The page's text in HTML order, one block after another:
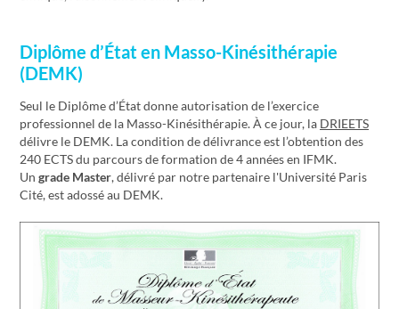
Diplôme d’État en Masso-Kinésithérapie
(DEMK)
Seul le Diplôme d’État donne autorisation de l’exercice
professionnel de la Masso-Kinésithérapie. À ce jour, la DRIEETS
délivre le DEMK. La condition de délivrance est l’obtention des
240 ECTS du parcours de formation de 4 années en IFMK.
Un grade Master, délivré par notre partenaire l'Université Paris
Cité, est adossé au DEMK.